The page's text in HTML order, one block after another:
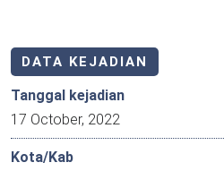
DATA KEJADIAN
Tanggal kejadian
17 October, 2022
Kota/Kab